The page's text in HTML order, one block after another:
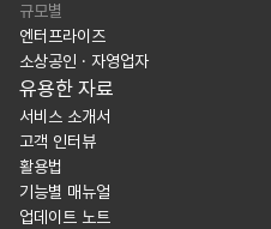
규모별
엔터프라이즈
소상공인 · 자영업자
유용한 자료
서비스 소개서
고객 인터뷰
활용법
기능별 매뉴얼
업데이트 노트